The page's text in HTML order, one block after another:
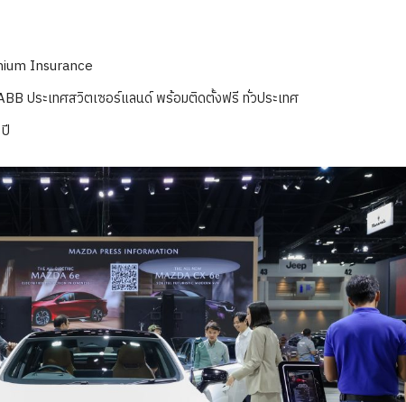
Insurance
ประเทศสวิตเซอร์แลนด์ พร้อมติดตั้งฟรี ทั่วประเทศ